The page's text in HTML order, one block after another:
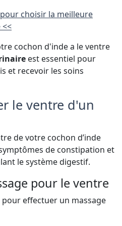
choisir la meilleure
cochon d'inde a le ventre
est essentiel pour
et recevoir les soins
le ventre d'un
de votre cochon d’inde
de constipation et
le système digestif.
pour le ventre
pour effectuer un massage